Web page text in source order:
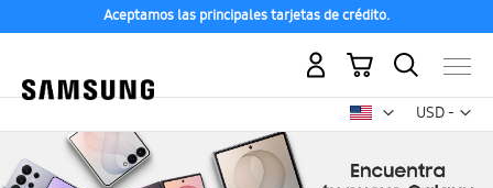
Aceptamos las principales tarjetas de crédito.
USD -
dólar
Mi carrito